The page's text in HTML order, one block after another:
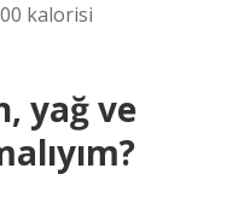
kalorisi
yağ ve